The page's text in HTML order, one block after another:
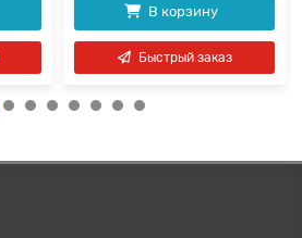
В корзину
Быстрый заказ